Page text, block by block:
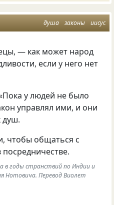
душа законы иисус
— как может народ
если у него нет
у людей не было
управлял ими, и они
душ.
чтобы общаться с
в годы странствий по Индии и
Нотовича. Перевод Виолет